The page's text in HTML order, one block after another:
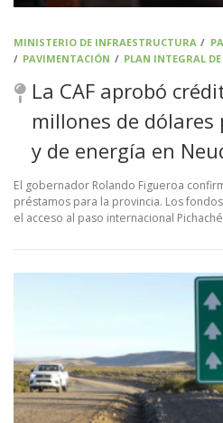
MINISTERIO DE INFRAESTRUCTURA /
/ PAVIMENTACIÓN / PLAN INTEGRAL
La CAF aprobó
millones de dólares
y de energía en
El gobernador Rolando Figueroa
préstamos para la provincia. Los
el acceso al paso internacional